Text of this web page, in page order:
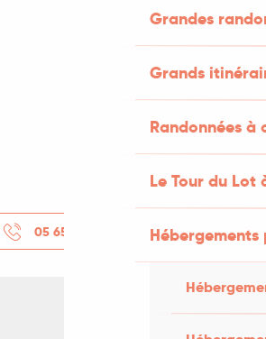
Grandes
Grands
Randonnées
Le Tour du Lot
05 65 22 64